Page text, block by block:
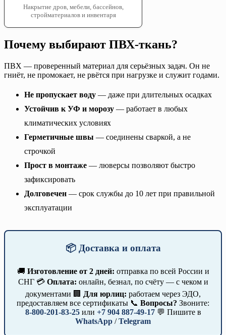
Накрытие дров, мебели, бассейнов,
стройматериалов и инвентаря
Почему выбирают ПВХ-ткань?
ПВХ — проверенный материал для серьёзных задач. Он не
гниёт, не промокает, не рвётся при нагрузке и служит годами.
Не пропускает воду — даже при длительных осадках
Устойчив к УФ и морозу — работает в любых
климатических условиях
Герметичные швы — соединены сваркой, а не
строчкой
Прост в монтаже — люверсы позволяют быстро
зафиксировать
Долговечен — срок службы до 10 лет при правильной
эксплуатации
📦 Доставка и оплата
🚚 Изготовление от 2 дней: отправка по всей России и
СНГ 💳 Оплата: онлайн, безнал, по счёту — с чеком и
документами 🏢 Для юрлиц: работаем через ЭДО,
предоставляем все сертификаты 📞 Вопросы? Звоните:
8-800-201-83-25или +7 904 887-49-17💬 Пишите в
WhatsApp /Telegram